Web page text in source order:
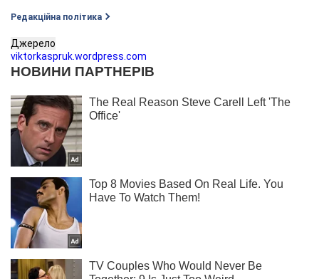
Редакційна політика
Джерело
viktorkaspruk.wordpress.com